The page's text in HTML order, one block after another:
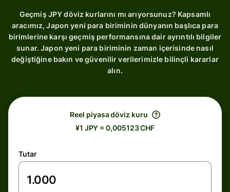
Geçmiş JPY döviz kurlarını mı arıyorsunuz? Kapsamlı
aracımız, Japon yeni para biriminin dünyanın başlıca para
birimlerine karşı geçmiş performansına dair ayrıntılı bilgiler
sunar. Japon yeni para biriminin zaman içerisinde nasıl
değiştiğine bakın ve güvenilir verilerimizle bilinçli kararlar
alın.
Reel piyasa döviz kuru
¥1 JPY = 0,005123 CHF
Tutar